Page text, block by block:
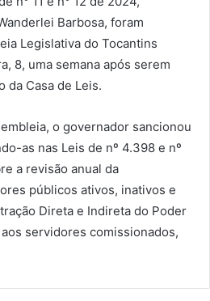
Barbosa, foram
Legislativa do Tocantins
8, uma semana após serem
da Casa de Leis.
o governador sancionou
as nas Leis de nº 4.398 e nº
a revisão anual da
públicos ativos, inativos e
Direta e Indireta do Poder
servidores comissionados,